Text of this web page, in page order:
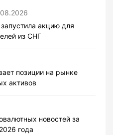
акцию для
из СНГ
позиции на рынке
активов
новостей за
года